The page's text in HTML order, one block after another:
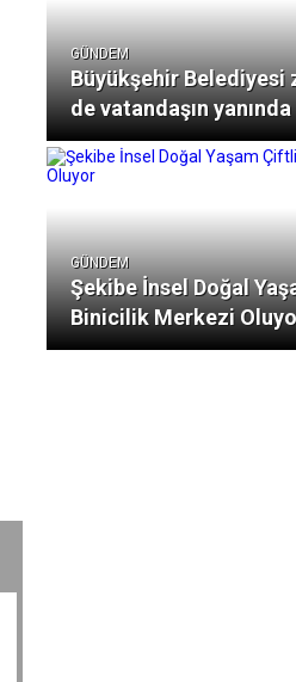
GÜNDEM
Büyükşehir Belediyesi
de vatandaşın yanında
GÜNDEM
Şekibe İnsel Doğal
Binicilik Merkezi